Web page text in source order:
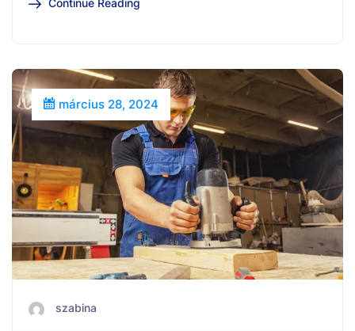
Continue Reading
március 28, 2024
szabina